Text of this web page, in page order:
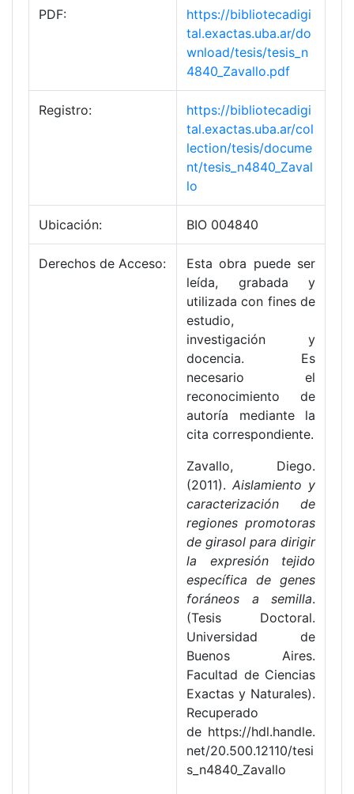
PDF:
https://bibliotecadigi
tal.exactas.uba.ar/do
wnload/tesis/tesis_n
4840_Zavallo.pdf
Registro:
https://bibliotecadigi
tal.exactas.uba.ar/col
lection/tesis/docume
nt/tesis_n4840_Zaval
lo
Ubicación: BIO 004840
Derechos de Acceso:
Esta obra puede ser
leída, grabada y
utilizada con fines de
estudio,
investigación y
docencia. Es
necesario el
reconocimiento de
autoría mediante la
cita correspondiente.
Zavallo, Diego.
(2011). Aislamiento y
caracterización de
regiones promotoras
de girasol para dirigir
la expresión tejido
específica de genes
foráneos a semilla.
(Tesis Doctoral.
Universidad de
Buenos Aires.
Facultad de Ciencias
Exactas y Naturales).
Recuperado
de https://hdl.handle.
net/20.500.12110/tesi
s_n4840_Zavallo